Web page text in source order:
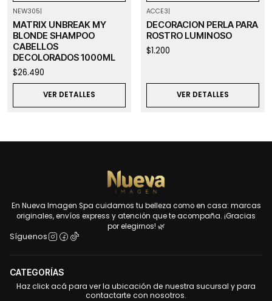
NEW305|
MATRIX UNBREAK MY
BLONDE SHAMPOO
CABELLOS
DECOLORADOS 1000ML
$26.490
VER DETALLES
ACCE3|
DECORACION PERLA PARA
ROSTRO LUMINOSO
$1.200
VER DETALLES
En Nueva Imagen Spa cuidamos tu belleza como en casa: marcas
originales, envíos express y atención que te acompaña. ¡Gracias
por elegirnos! 🌿
Síguenos
CATEGORÍAS
Haz click acá para ver la ubicación de nuestra sucursal y para
contactarte con nosotros.